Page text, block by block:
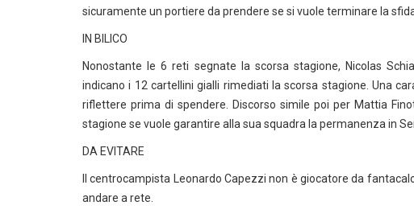
sicuramente un portiere da prendere se si vuole terminare la
IN BILICO
Nonostante le 6 reti segnate la scorsa stagione, Nicolas
indicano i 12 cartellini gialli rimediati la scorsa stagione. Una
riflettere prima di spendere. Discorso simile poi per Mattia
stagione se vuole garantire alla sua squadra la permanenza in
DA EVITARE
Il centrocampista Leonardo Capezzi non è giocatore da
andare a rete.